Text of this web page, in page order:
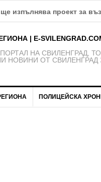
| E-
НА СВИЛЕНГРАД,
НОВИНИ ОТ
ПОЛИЦЕЙСКА